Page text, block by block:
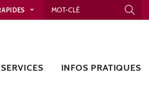
SERVICES INFOS PRATIQUES